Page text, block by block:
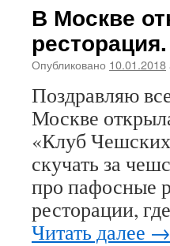
В Москве
Опубликовано 10.01.2018
Поздравляю
Москве
«Клуб
скучать за
про пафосные
ресторации,
Читать далее →